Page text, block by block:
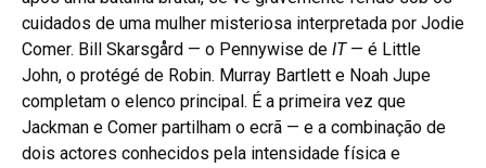
cuidados de uma mulher misteriosa interpretada por Jodie
Comer. Bill Skarsgård — o Pennywise de IT— é Little
John, o protégé de Robin. Murray Bartlett e Noah Jupe
completam o elenco principal. É a primeira vez que
Jackman e Comer partilham o ecrã — e a combinação de
dois actores conhecidos pela intensidade física e